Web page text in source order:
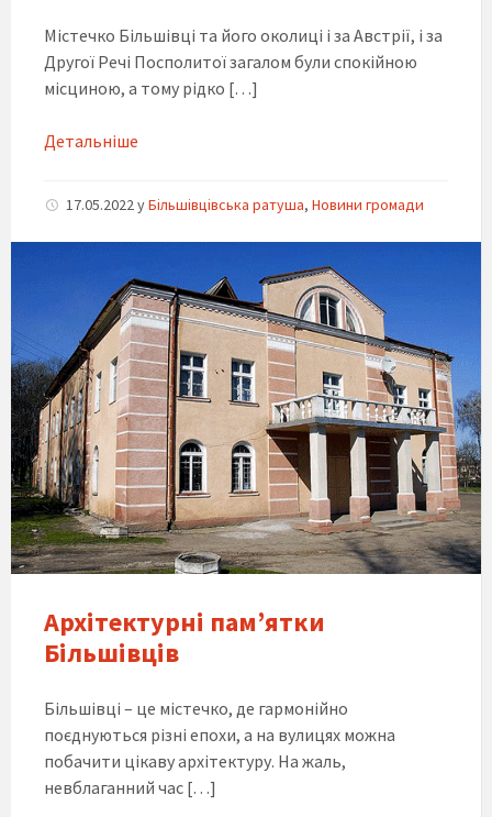
Містечко Більшівці та його околиці і за Австрії, і за
Другої Речі Посполитої загалом були спокійною
місциною, а тому рідко […]
Детальніше
17.05.2022yБільшівцівська ратуша, Новини громади
Архітектурні пам’ятки
Більшівців
Більшівці – це містечко, де гармонійно
поєднуються різні епохи, а на вулицях можна
побачити цікаву архітектуру. На жаль,
невблаганний час […]